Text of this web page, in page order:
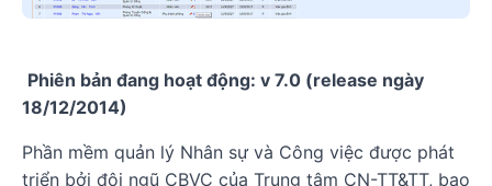
Phiên bản đang hoạt động: v 7.0 (release ngày
18/12/2014)
Phần mềm quản lý Nhân sự và Công việc được phát
triển bởi đội ngũ CBVC của Trung tâm CN-TT&TT, bao